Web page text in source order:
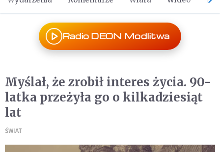
Radio DEON Modlitwa
Myślał, że zrobił interes życia. 90-
latka przeżyła go o kilkadziesiąt
lat
ŚWIAT